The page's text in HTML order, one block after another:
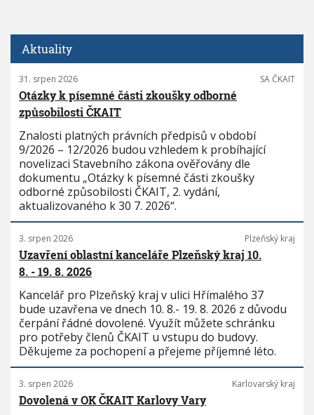
Aktuality
31. srpen 2026 SA ČKAIT
Otázky k písemné části zkoušky odborné
způsobilosti ČKAIT
Znalosti platných právních předpisů v období
9/2026 – 12/2026 budou vzhledem k probíhající
novelizaci Stavebního zákona ověřovány dle
dokumentu „Otázky k písemné části zkoušky
odborné způsobilosti ČKAIT, 2. vydání,
aktualizovaného k 30 7. 2026“.
3. srpen 2026 Plzeňský kraj
Uzavření oblastní kanceláře Plzeňský kraj 10.
8. - 19. 8. 2026
Kancelář pro Plzeňský kraj v ulici Hřímalého 37
bude uzavřena ve dnech 10. 8.- 19. 8. 2026 z důvodu
čerpání řádné dovolené. Využít můžete schránku
pro potřeby členů ČKAIT u vstupu do budovy.
Děkujeme za pochopení a přejeme příjemné léto.
3. srpen 2026 Karlovarský kraj
Dovolená v OK ČKAIT Karlovy Vary